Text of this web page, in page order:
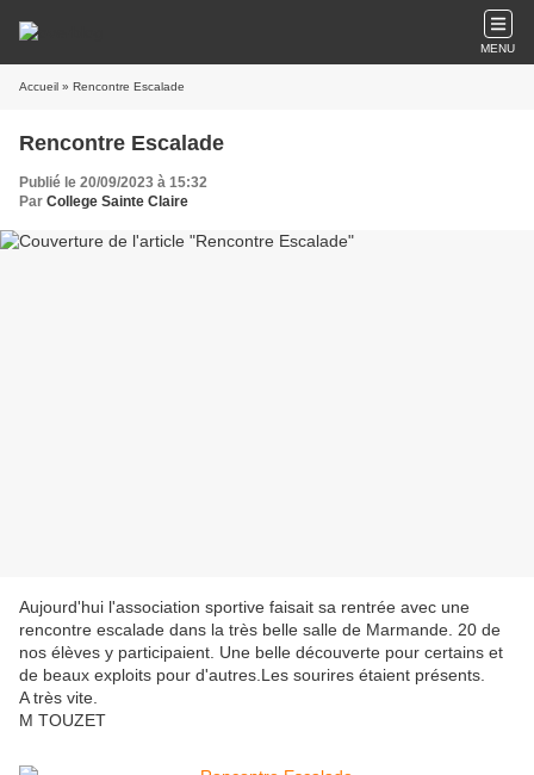
MENU
Accueil » Rencontre Escalade
Rencontre Escalade
Publié le 20/09/2023 à 15:32
Par College Sainte Claire
Aujourd'hui l'association sportive faisait sa rentrée avec une
rencontre escalade dans la très belle salle de Marmande. 20 de
nos élèves y participaient. Une belle découverte pour certains et
de beaux exploits pour d'autres.Les sourires étaient présents.
A très vite.
M TOUZET